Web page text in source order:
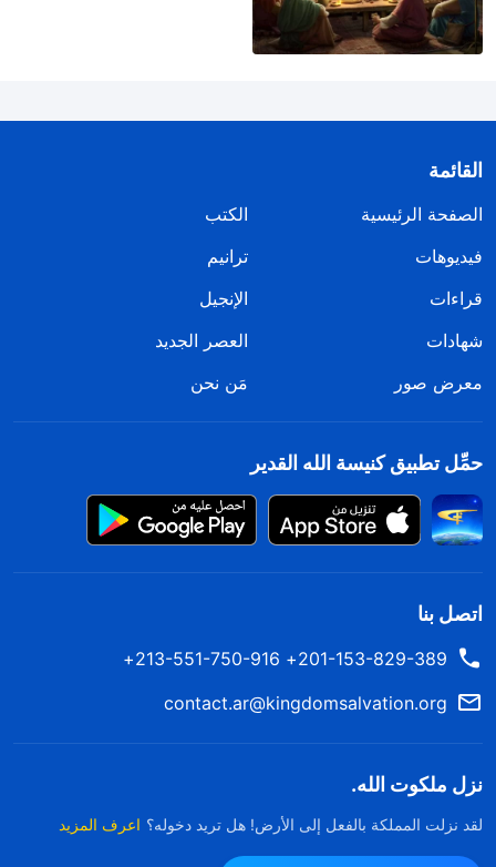
القائمة
الصفحة الرئيسية
الكتب
فيديوهات
ترانيم
قراءات
الإنجيل
شهادات
العصر الجديد
معرض صور
مَن نحن
حمِّل تطبيق كنيسة الله القدير
اتصل بنا
201-153-829-389+ 213-551-750-916+
contact.ar@kingdomsalvation.org
نزل ملكوت الله.
لقد نزلت المملكة بالفعل إلى الأرض! هل تريد دخوله؟ اعرف المزيد